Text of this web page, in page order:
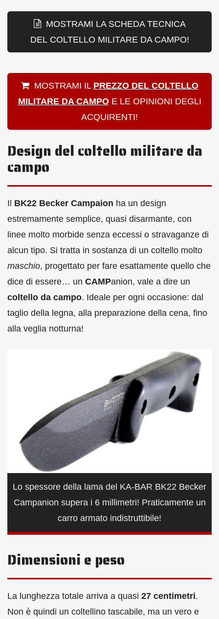
MOSTRAMI LA SCHEDA TECNICA
DEL COLTELLO MILITARE DA CAMPO!
MOSTRAMI IL PREZZO DEL COLTELLO
MILITARE DA CAMPOE LE OPINIONI DEGLI
ACQUIRENTI!
Design del coltello militare da
campo
Il BK22 Becker Campaion ha un design
estremamente semplice, quasi disarmante, con
linee molto morbide senza eccessi o stravaganze di
alcun tipo. Si tratta in sostanza di un coltello molto
maschio, progettato per fare esattamente quello che
dice di essere… un CAMPanion, vale a dire un
coltello da campo. Ideale per ogni occasione: dal
taglio della legna, alla preparazione della cena, fino
alla veglia notturna!
Lo spessore della lama del KA-BAR BK22 Becker
Campanion supera i 6 millimetri! Praticamente un
carro armato indistruttibile!
Dimensioni e peso
La lunghezza totale arriva a quasi 27 centimetri.
Non è quindi un coltellino tascabile, ma un vero e